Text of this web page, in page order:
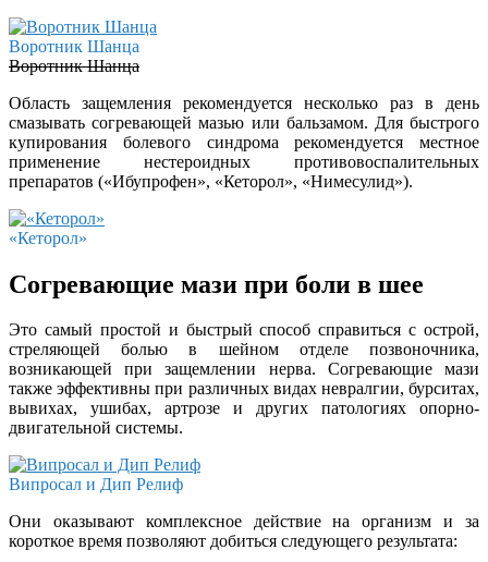
Воротник Шанца
Воротник Шанца
Область защемления рекомендуется несколько раз в день
смазывать согревающей мазью или бальзамом. Для быстрого
купирования болевого синдрома рекомендуется местное
применение нестероидных противовоспалительных
препаратов («Ибупрофен», «Кеторол», «Нимесулид»).
«Кеторол»
Согревающие мази при боли в шее
Это самый простой и быстрый способ справиться с острой,
стреляющей болью в шейном отделе позвоночника,
возникающей при защемлении нерва. Согревающие мази
также эффективны при различных видах невралгии, бурситах,
вывихах, ушибах, артрозе и других патологиях опорно-
двигательной системы.
Випросал и Дип Релиф
Они оказывают комплексное действие на организм и за
короткое время позволяют добиться следующего результата: